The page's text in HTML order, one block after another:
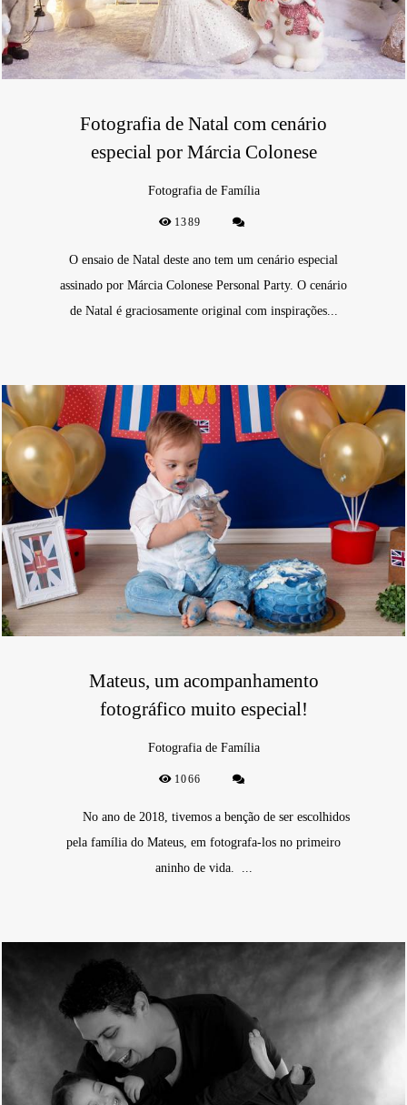
Fotografia de Natal com cenário
especial por Márcia Colonese
Fotografia de Família
1389
O ensaio de Natal deste ano tem um cenário especial
assinado por Márcia Colonese Personal Party. O cenário
de Natal é graciosamente original com inspirações...
Mateus, um acompanhamento
fotográfico muito especial!
Fotografia de Família
1066
No ano de 2018, tivemos a benção de ser escolhidos
pela família do Mateus, em fotografa-los no primeiro
aninho de vida. ...